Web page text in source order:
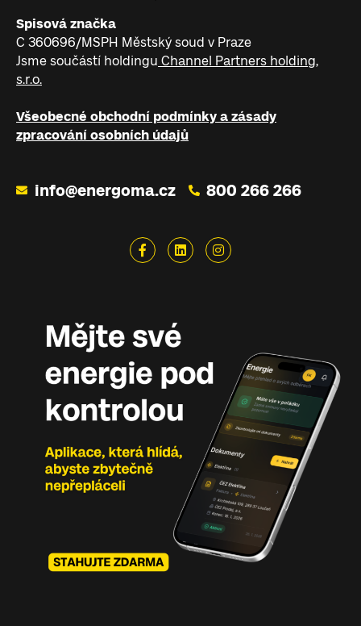
Spisová značka
C 360696/MSPH Městský soud v Praze
Jsme součástí holdingu Channel Partners holding,
s.r.o.
Všeobecné obchodní podmínky a zásady
zpracování osobních údajů
info@energoma.cz 800 266 266